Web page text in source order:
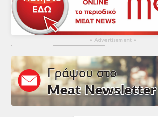
▴ Advertisement ▴